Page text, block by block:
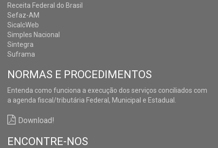
Receita Federal do Brasil
Sefaz-AM
SicalcWeb
Simples Nacional
Sintegra
Suframa
NORMAS E PROCEDIMENTOS
Entenda como funciona a execução dos serviços conciliados com
a agenda fiscal/tributária Federal, Municipal e Estadual.
Download!
ENCONTRE-NOS